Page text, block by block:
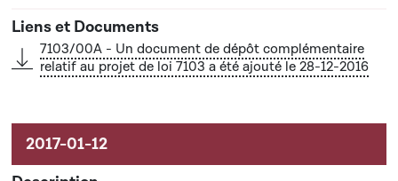
7103/00A - Un document de dépôt complémentaire
relatif au projet de loi 7103 a été ajouté le 28-12-2016